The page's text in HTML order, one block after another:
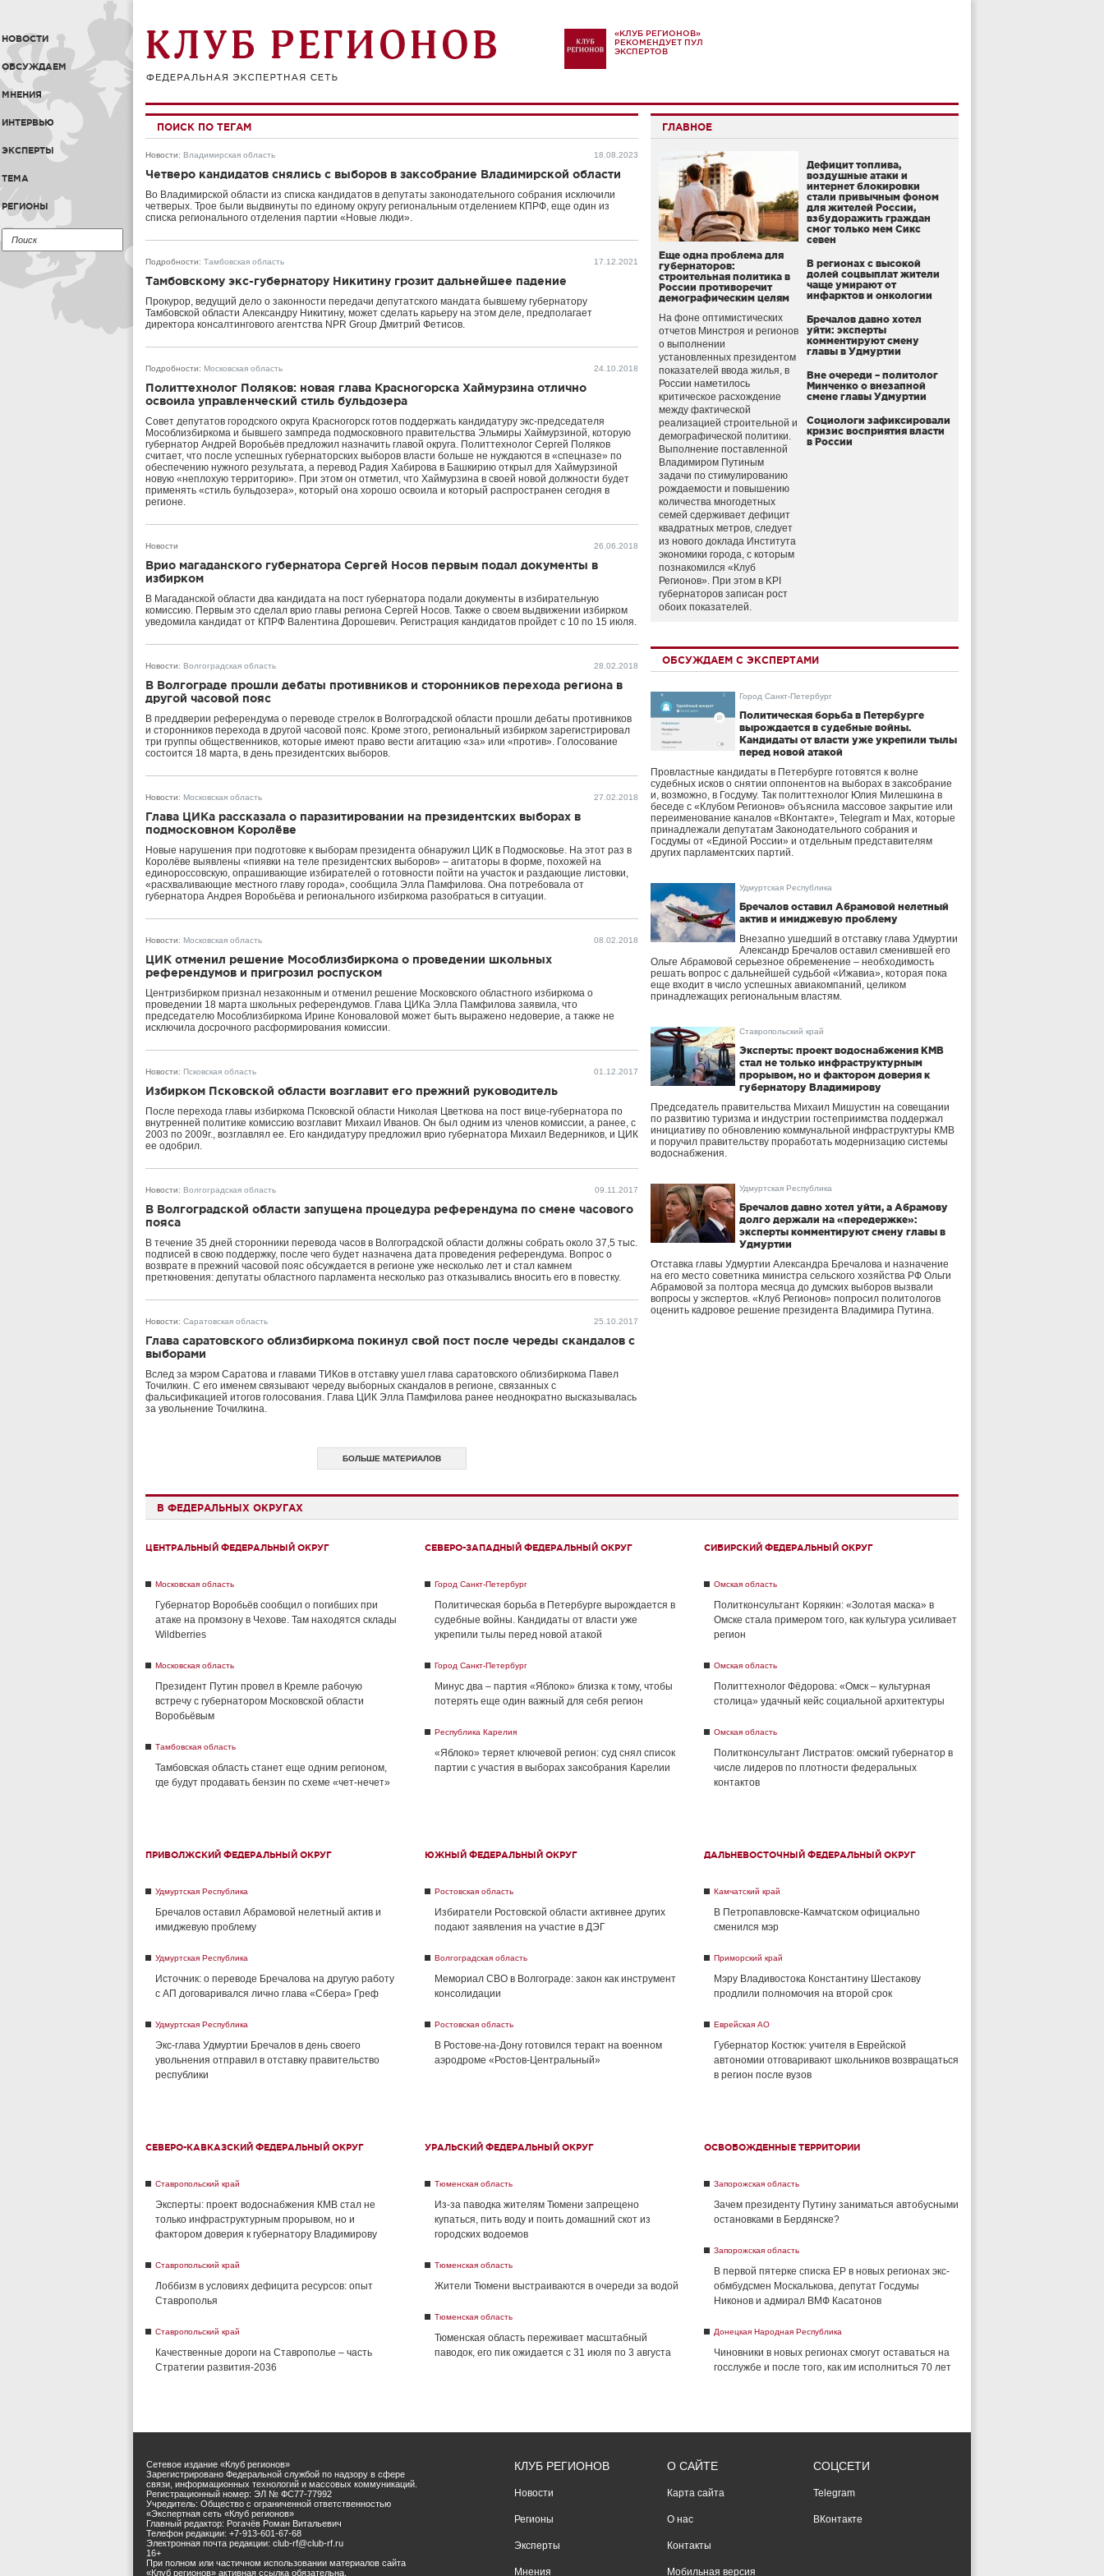
НОВОСТИ
ОБСУЖДАЕМ
МНЕНИЯ
ИНТЕРВЬЮ
ЭКСПЕРТЫ
ТЕМА
РЕГИОНЫ
«КЛУБ РЕГИОНОВ»
РЕКОМЕНДУЕТ ПУЛ
ЭКСПЕРТОВ
ПОИСК ПО ТЕГАМ
Новости: Владимирская область 18.08.2023
Четверо кандидатов снялись с выборов в заксобрание Владимирской области
Во Владимирской области из списка кандидатов в депутаты законодательного собрания исключили
четверых. Трое были выдвинуты по единому округу региональным отделением КПРФ, еще один из
списка регионального отделения партии «Новые люди».
Подробности: Тамбовская область 17.12.2021
Тамбовскому экс-губернатору Никитину грозит дальнейшее падение
Прокурор, ведущий дело о законности передачи депутатского мандата бывшему губернатору
Тамбовской области Александру Никитину, может сделать карьеру на этом деле, предполагает
директора консалтингового агентства NPR Group Дмитрий Фетисов.
Подробности: Московская область 24.10.2018
Политтехнолог Поляков: новая глава Красногорска Хаймурзина отлично
освоила управленческий стиль бульдозера
Совет депутатов городского округа Красногорск готов поддержать кандидатуру экс-председателя
Мособлизбиркома и бывшего зампреда подмосковного правительства Эльмиры Хаймурзиной, которую
губернатор Андрей Воробьёв предложил назначить главой округа. Политтехнолог Сергей Поляков
считает, что после успешных губернаторских выборов власти больше не нуждаются в «спецназе» по
обеспечению нужного результата, а перевод Радия Хабирова в Башкирию открыл для Хаймурзиной
новую «неплохую территорию». При этом он отметил, что Хаймурзина в своей новой должности будет
применять «стиль бульдозера», который она хорошо освоила и который распространен сегодня в
регионе.
Новости 26.06.2018
Врио магаданского губернатора Сергей Носов первым подал документы в
избирком
В Магаданской области два кандидата на пост губернатора подали документы в избирательную
комиссию. Первым это сделал врио главы региона Сергей Носов. Также о своем выдвижении избирком
уведомила кандидат от КПРФ Валентина Дорошевич. Регистрация кандидатов пройдет с 10 по 15 июля.
Новости: Волгоградская область 28.02.2018
В Волгограде прошли дебаты противников и сторонников перехода региона в
другой часовой пояс
В преддверии референдума о переводе стрелок в Волгоградской области прошли дебаты противников
и сторонников перехода в другой часовой пояс. Кроме этого, региональный избирком зарегистрировал
три группы общественников, которые имеют право вести агитацию «за» или «против». Голосование
состоится 18 марта, в день президентских выборов.
Новости: Московская область 27.02.2018
Глава ЦИКа рассказала о паразитировании на президентских выборах в
подмосковном Королёве
Новые нарушения при подготовке к выборам президента обнаружил ЦИК в Подмосковье. На этот раз в
Королёве выявлены «пиявки на теле президентских выборов» – агитаторы в форме, похожей на
единороссовскую, опрашивающие избирателей о готовности пойти на участок и раздающие листовки,
«расхваливающие местного главу города», сообщила Элла Памфилова. Она потребовала от
губернатора Андрея Воробьёва и регионального избиркома разобраться в ситуации.
Новости: Московская область 08.02.2018
ЦИК отменил решение Мособлизбиркома о проведении школьных
референдумов и пригрозил роспуском
Центризбирком признал незаконным и отменил решение Московского областного избиркома о
проведении 18 марта школьных референдумов. Глава ЦИКа Элла Памфилова заявила, что
председателю Мособлизбиркома Ирине Коноваловой может быть выражено недоверие, а также не
исключила досрочного расформирования комиссии.
Новости: Псковская область 01.12.2017
Избирком Псковской области возглавит его прежний руководитель
После перехода главы избиркома Псковской области Николая Цветкова на пост вице-губернатора по
внутренней политике комиссию возглавит Михаил Иванов. Он был одним из членов комиссии, а ранее, с
2003 по 2009г., возглавлял ее. Его кандидатуру предложил врио губернатора Михаил Ведерников, и ЦИК
ее одобрил.
Новости: Волгоградская область 09.11.2017
В Волгоградской области запущена процедура референдума по смене часового
пояса
В течение 35 дней сторонники перевода часов в Волгоградской области должны собрать около 37,5 тыс.
подписей в свою поддержку, после чего будет назначена дата проведения референдума. Вопрос о
возврате в прежний часовой пояс обсуждается в регионе уже несколько лет и стал камнем
преткновения: депутаты областного парламента несколько раз отказывались вносить его в повестку.
Новости: Саратовская область 25.10.2017
Глава саратовского облизбиркома покинул свой пост после череды скандалов с
выборами
Вслед за мэром Саратова и главами ТИКов в отставку ушел глава саратовского облизбиркома Павел
Точилкин. С его именем связывают череду выборных скандалов в регионе, связанных с
фальсификацией итогов голосования. Глава ЦИК Элла Памфилова ранее неоднократно высказывалась
за увольнение Точилкина.
БОЛЬШЕ МАТЕРИАЛОВ
ГЛАВНОЕ
Еще одна проблема для
губернаторов:
строительная политика в
России противоречит
демографическим целям
На фоне оптимистических
отчетов Минстроя и регионов
о выполнении
установленных президентом
показателей ввода жилья, в
России наметилось
критическое расхождение
между фактической
реализацией строительной и
демографической политики.
Выполнение поставленной
Владимиром Путиным
задачи по стимулированию
рождаемости и повышению
количества многодетных
семей сдерживает дефицит
квадратных метров, следует
из нового доклада Института
экономики города, с которым
познакомился «Клуб
Регионов». При этом в KPI
губернаторов записан рост
обоих показателей.
Дефицит топлива,
воздушные атаки и
интернет блокировки
стали привычным фоном
для жителей России,
взбудоражить граждан
смог только мем Сикс
севен
В регионах с высокой
долей соцвыплат жители
чаще умирают от
инфарктов и онкологии
Бречалов давно хотел
уйти: эксперты
комментируют смену
главы в Удмуртии
Вне очереди – политолог
Минченко о внезапной
смене главы Удмуртии
Социологи зафиксировали
кризис восприятия власти
в России
ОБСУЖДАЕМ С ЭКСПЕРТАМИ
Город Санкт-Петербург
Политическая борьба в Петербурге
вырождается в судебные войны.
Кандидаты от власти уже укрепили тылы
перед новой атакой
Провластные кандидаты в Петербурге готовятся к волне
судебных исков о снятии оппонентов на выборах в заксобрание
и, возможно, в Госдуму. Так политтехнолог Юлия Милешкина в
беседе с «Клубом Регионов» объяснила массовое закрытие или
переименование каналов «ВКонтакте», Telegram и Max, которые
принадлежали депутатам Законодательного собрания и
Госдумы от «Единой России» и отдельным представителям
других парламентских партий.
Удмуртская Республика
Бречалов оставил Абрамовой нелетный
актив и имиджевую проблему
Внезапно ушедший в отставку глава Удмуртии
Александр Бречалов оставил сменившей его
Ольге Абрамовой серьезное обременение – необходимость
решать вопрос с дальнейшей судьбой «Ижавиа», которая пока
еще входит в число успешных авиакомпаний, целиком
принадлежащих региональным властям.
Ставропольский край
Эксперты: проект водоснабжения КМВ
стал не только инфраструктурным
прорывом, но и фактором доверия к
губернатору Владимирову
Председатель правительства Михаил Мишустин на совещании
по развитию туризма и индустрии гостеприимства поддержал
инициативу по обновлению коммунальной инфраструктуры КМВ
и поручил правительству проработать модернизацию системы
водоснабжения.
Удмуртская Республика
Бречалов давно хотел уйти, а Абрамову
долго держали на «передержке»:
эксперты комментируют смену главы в
Удмуртии
Отставка главы Удмуртии Александра Бречалова и назначение
на его место советника министра сельского хозяйства РФ Ольги
Абрамовой за полтора месяца до думских выборов вызвали
вопросы у экспертов. «Клуб Регионов» попросил политологов
оценить кадровое решение президента Владимира Путина.
В ФЕДЕРАЛЬНЫХ ОКРУГАХ
ЦЕНТРАЛЬНЫЙ ФЕДЕРАЛЬНЫЙ ОКРУГ
Московская область
Губернатор Воробьёв сообщил о погибших при
атаке на промзону в Чехове. Там находятся склады
Wildberries
Московская область
Президент Путин провел в Кремле рабочую
встречу с губернатором Московской области
Воробьёвым
Тамбовская область
Тамбовская область станет еще одним регионом,
где будут продавать бензин по схеме «чет-нечет»
СЕВЕРО-ЗАПАДНЫЙ ФЕДЕРАЛЬНЫЙ ОКРУГ
Город Санкт-Петербург
Политическая борьба в Петербурге вырождается в
судебные войны. Кандидаты от власти уже
укрепили тылы перед новой атакой
Город Санкт-Петербург
Минус два – партия «Яблоко» близка к тому, чтобы
потерять еще один важный для себя регион
Республика Карелия
«Яблоко» теряет ключевой регион: суд снял список
партии с участия в выборах заксобрания Карелии
СИБИРСКИЙ ФЕДЕРАЛЬНЫЙ ОКРУГ
Омская область
Политконсультант Корякин: «Золотая маска» в
Омске стала примером того, как культура усиливает
регион
Омская область
Политтехнолог Фёдорова: «Омск – культурная
столица» удачный кейс социальной архитектуры
Омская область
Политконсультант Листратов: омский губернатор в
числе лидеров по плотности федеральных
контактов
ПРИВОЛЖСКИЙ ФЕДЕРАЛЬНЫЙ ОКРУГ
Удмуртская Республика
Бречалов оставил Абрамовой нелетный актив и
имиджевую проблему
Удмуртская Республика
Источник: о переводе Бречалова на другую работу
с АП договаривался лично глава «Сбера» Греф
Удмуртская Республика
Экс-глава Удмуртии Бречалов в день своего
увольнения отправил в отставку правительство
республики
ЮЖНЫЙ ФЕДЕРАЛЬНЫЙ ОКРУГ
Ростовская область
Избиратели Ростовской области активнее других
подают заявления на участие в ДЭГ
Волгоградская область
Мемориал СВО в Волгограде: закон как инструмент
консолидации
Ростовская область
В Ростове-на-Дону готовился теракт на военном
аэродроме «Ростов-Центральный»
ДАЛЬНЕВОСТОЧНЫЙ ФЕДЕРАЛЬНЫЙ ОКРУГ
Камчатский край
В Петропавловске-Камчатском официально
сменился мэр
Приморский край
Мэру Владивостока Константину Шестакову
продлили полномочия на второй срок
Еврейская АО
Губернатор Костюк: учителя в Еврейской
автономии отговаривают школьников возвращаться
в регион после вузов
СЕВЕРО-КАВКАЗСКИЙ ФЕДЕРАЛЬНЫЙ ОКРУГ
Ставропольский край
Эксперты: проект водоснабжения КМВ стал не
только инфраструктурным прорывом, но и
фактором доверия к губернатору Владимирову
Ставропольский край
Лоббизм в условиях дефицита ресурсов: опыт
Ставрополья
Ставропольский край
Качественные дороги на Ставрополье – часть
Стратегии развития-2036
УРАЛЬСКИЙ ФЕДЕРАЛЬНЫЙ ОКРУГ
Тюменская область
Из-за паводка жителям Тюмени запрещено
купаться, пить воду и поить домашний скот из
городских водоемов
Тюменская область
Жители Тюмени выстраиваются в очереди за водой
Тюменская область
Тюменская область переживает масштабный
паводок, его пик ожидается с 31 июля по 3 августа
ОСВОБОЖДЕННЫЕ ТЕРРИТОРИИ
Запорожская область
Зачем президенту Путину заниматься автобусными
остановками в Бердянске?
Запорожская область
В первой пятерке списка ЕР в новых регионах экс-
обмбудсмен Москалькова, депутат Госдумы
Никонов и адмирал ВМФ Касатонов
Донецкая Народная Республика
Чиновники в новых регионах смогут оставаться на
госслужбе и после того, как им исполниться 70 лет
Сетевое издание «Клуб регионов»
Зарегистрировано Федеральной службой по надзору в сфере
связи, информационных технологий и массовых коммуникаций.
Регистрационный номер: ЭЛ № ФС77-77992
Учредитель: Общество с ограниченной ответственностью
«Экспертная сеть «Клуб регионов»
Главный редактор: Рогачёв Роман Витальевич
Телефон редакции: +7-913-601-67-68
Электронная почта редакции: club-rf@club-rf.ru
16+
При полном или частичном использовании материалов сайта
«Клуб регионов» активная ссылка обязательна.
КЛУБ РЕГИОНОВ
Новости
Регионы
Эксперты
Мнения
О САЙТЕ
Карта сайта
О нас
Контакты
Мобильная версия
СОЦСЕТИ
Telegram
ВКонтакте